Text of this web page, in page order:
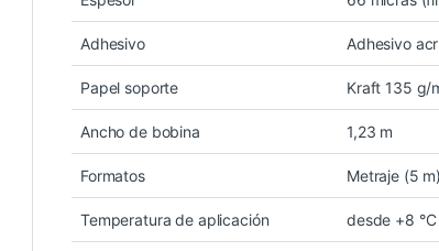
Adhesivo Adhesivo
Papel soporte Kraft 135 g/
Ancho de bobina 1,23 m
Formatos Metraje (5
Temperatura de aplicación desde +8 °C